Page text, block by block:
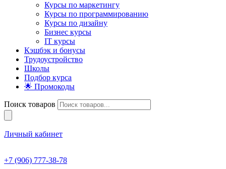
Курсы по маркетингу
Курсы по программированию
Курсы по дизайну
Бизнес курсы
IT курсы
Кэшбэк и бонусы
Трудоустройство
Школы
Подбор курса
🌟 Промокоды
Поиск товаров
Личный кабинет
+7 (906) 777-38-78